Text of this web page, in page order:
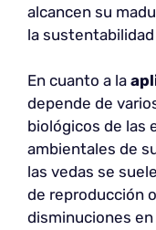
alcancen su
la
En cuanto a la
depende de
biológicos de las
ambientales de
las vedas se
de reproducción
disminuciones